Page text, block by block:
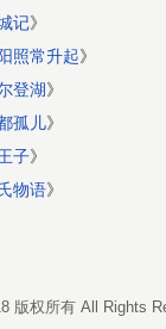
记》
照常升起》
登湖》
孤儿》
子》
物语》
版权所有 All Rights